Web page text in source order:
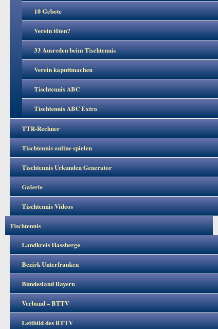
10 Gebote
Verein töten?
33 Ausreden beim Tischtennis
Verein kaputtmachen
Tischtennis ABC
Tischtennis ABC Extra
TTR-Rechner
Tischtennis online spielen
Tischtennis Urkunden Generator
Galerie
Tischtennis Videos
Tischtennis
Landkreis Hassberge
Bezirk Unterfranken
Bundesland Bayern
Verband – BTTV
Leitbild des BTTV